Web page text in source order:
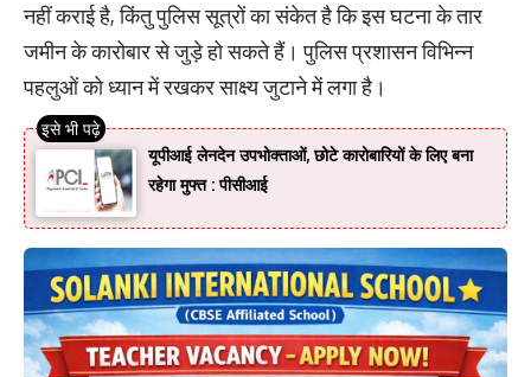
नहीं कराई है, किंतु पुलिस सूत्रों का संकेत है कि इस घटना के तार
जमीन के कारोबार से जुड़े हो सकते हैं। पुलिस प्रशासन विभिन्न
पहलुओं को ध्यान में रखकर साक्ष्य जुटाने में लगा है।
यूपीआई लेनदेन उपभोक्ताओं, छोटे कारोबारियों के लिए बना
रहेगा मुफ्त : पीसीआई